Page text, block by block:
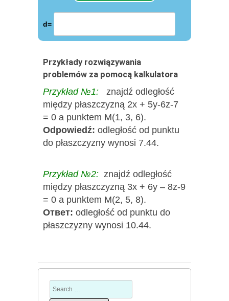
d=
Przykłady rozwiązywania
problemów za pomocą kalkulatora
Przykład №1:
znajdź odległość
między płaszczyzną 2x + 5y-6z-7
= 0 a punktem M(1, 3, 6).
Odpowiedź: odległość od punktu
do płaszczyzny wynosi 7.44.
Przykład №2: znajdź odległość
między płaszczyzną 3x + 6y – 8z-9
= 0 a punktem M(2, 5, 8).
Ответ: odległość od punktu do
płaszczyzny wynosi 10.44.